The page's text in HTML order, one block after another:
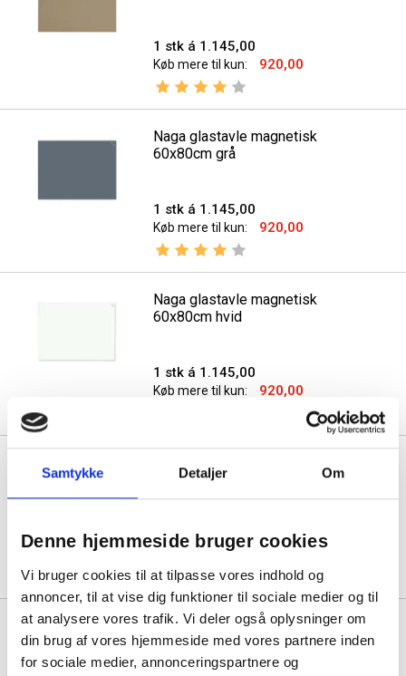
Samtykke Detaljer Om
Denne hjemmeside bruger cookies
Vi bruger cookies til at tilpasse vores indhold og
annoncer, til at vise dig funktioner til sociale medier og til
at analysere vores trafik. Vi deler også oplysninger om
din brug af vores hjemmeside med vores partnere inden
for sociale medier, annonceringspartnere og
1 stk á 1.145,00
Køb mere til kun: 920,00
Vurdering:
Naga glastavle magnetisk
60x80cm grå
1 stk á 1.145,00
Køb mere til kun: 920,00
Vurdering:
Naga glastavle magnetisk
60x80cm hvid
1 stk á 1.145,00
Køb mere til kun: 920,00
4.0 ud af 5 stjerner
60x80cm sort
1 stk á 1.145,00
Køb mere til kun:
Vurdering: 4.0 ud af 5 stjerner
Se også vores udvalg af stoleunderlag,
skærmvæggeogergonomiske produkter